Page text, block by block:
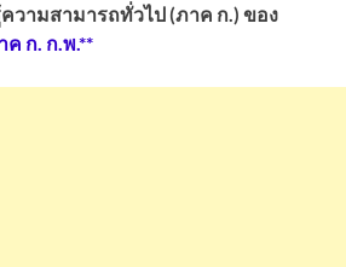
วามสามารถทั่วไป (ภาค ก.) ของ
ก. ก.พ.**